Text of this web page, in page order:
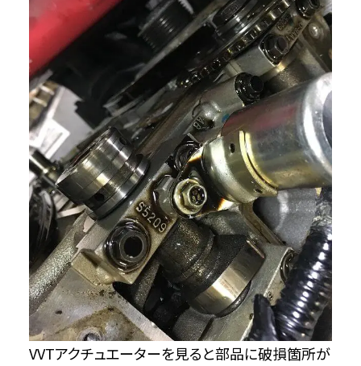
VVTアクチュエーターを見ると部品に破損箇所が